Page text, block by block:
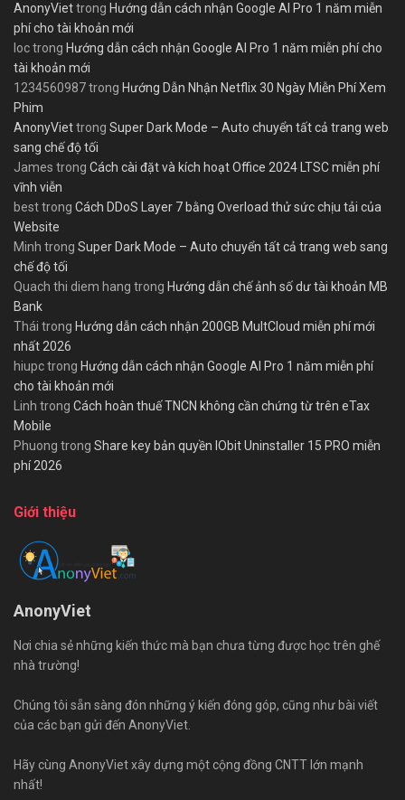
AnonyViettrong Hướng dẫn cách nhận Google AI Pro 1 năm miễn
phí cho tài khoản mới
loctrong Hướng dẫn cách nhận Google AI Pro 1 năm miễn phí cho
tài khoản mới
1234560987trong Hướng Dẫn Nhận Netflix 30 Ngày Miễn Phí Xem
Phim
AnonyViettrong Super Dark Mode – Auto chuyển tất cả trang web
sang chế độ tối
James trong Cách cài đặt và kích hoạt Office 2024 LTSC miễn phí
vĩnh viễn
besttrong Cách DDoS Layer 7 bằng Overload thử sức chịu tải của
Website
Minh trong Super Dark Mode – Auto chuyển tất cả trang web sang
chế độ tối
Quach thi diem hang trong Hướng dẫn chế ảnh số dư tài khoản MB
Bank
Thái trong Hướng dẫn cách nhận 200GB MultCloud miễn phí mới
nhất 2026
hiupctrong Hướng dẫn cách nhận Google AI Pro 1 năm miễn phí
cho tài khoản mới
Linh trong Cách hoàn thuế TNCN không cần chứng từ trên eTax
Mobile
Phuong trong Share key bản quyền IObit Uninstaller 15 PRO miễn
phí 2026
Giới thiệu
AnonyViet
Nơi chia sẻ những kiến thức mà bạn chưa từng được học trên ghế
nhà trường!
Chúng tôi sẵn sàng đón những ý kiến đóng góp, cũng như bài viết
của các bạn gửi đến AnonyViet.
Hãy cùng AnonyViet xây dựng một cộng đồng CNTT lớn mạnh
nhất!